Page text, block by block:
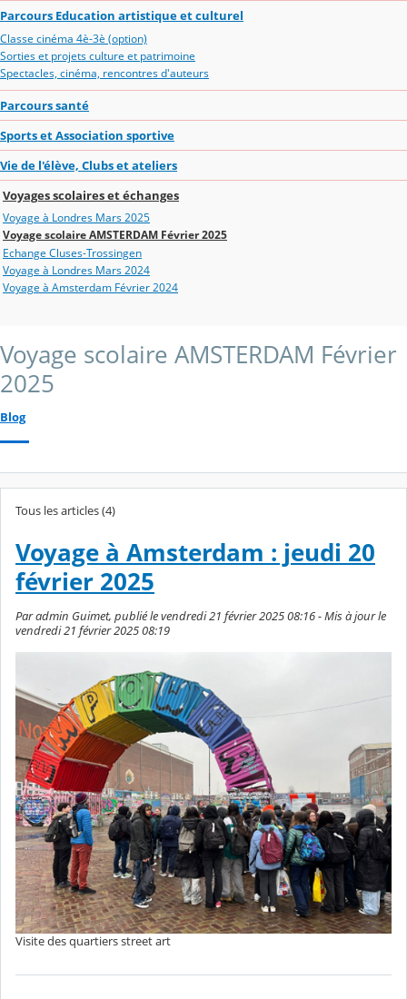
Parcours Education artistique et culturel
Classe cinéma 4è-3è (option)
Sorties et projets culture et patrimoine
Spectacles, cinéma, rencontres d'auteurs
Parcours santé
Sports et Association sportive
Vie de l'élève, Clubs et ateliers
Voyages scolaires et échanges
Voyage à Londres Mars 2025
Voyage scolaire AMSTERDAM Février 2025
Echange Cluses-Trossingen
Voyage à Londres Mars 2024
Voyage à Amsterdam Février 2024
Voyage scolaire AMSTERDAM Février
2025
Blog
Tous les articles (4)
Voyage à Amsterdam : jeudi 20
février 2025
Par admin Guimet, publié le vendredi 21 février 2025 08:16 - Mis à jour le
vendredi 21 février 2025 08:19
Visite des quartiers street art